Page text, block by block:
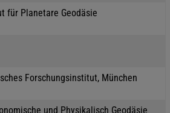
für Planetare Geodäsie
Forschungsinstitut, München
und Physikalisch Geodäsie